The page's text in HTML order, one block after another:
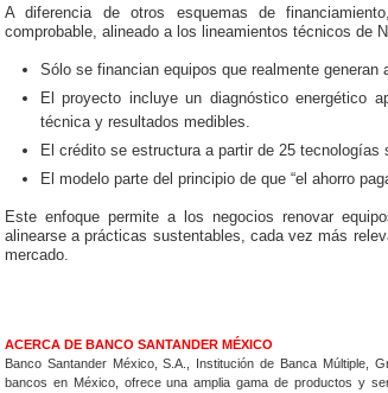
A diferencia de otros esquemas de
comprobable, alineado a los lineamientos técnicos de
Sólo se financian equipos que realmente
El proyecto incluye un diagnóstico energético
técnica y resultados medibles.
El crédito se estructura a partir de 25 tecnologías
El modelo parte del principio de que “el ahorro
Este enfoque permite a los negocios renovar
alinearse a prácticas sustentables, cada vez más
mercado.
ACERCA DE BANCO SANTANDER MÉXICO
Banco Santander México, S.A., Institución de Banca Múltiple,
bancos en México, ofrece una amplia gama de productos y